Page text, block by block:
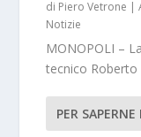
di Piero Vetrone |
Notizie
MONOPOLI –
tecnico Roberto
PER SAPERNE